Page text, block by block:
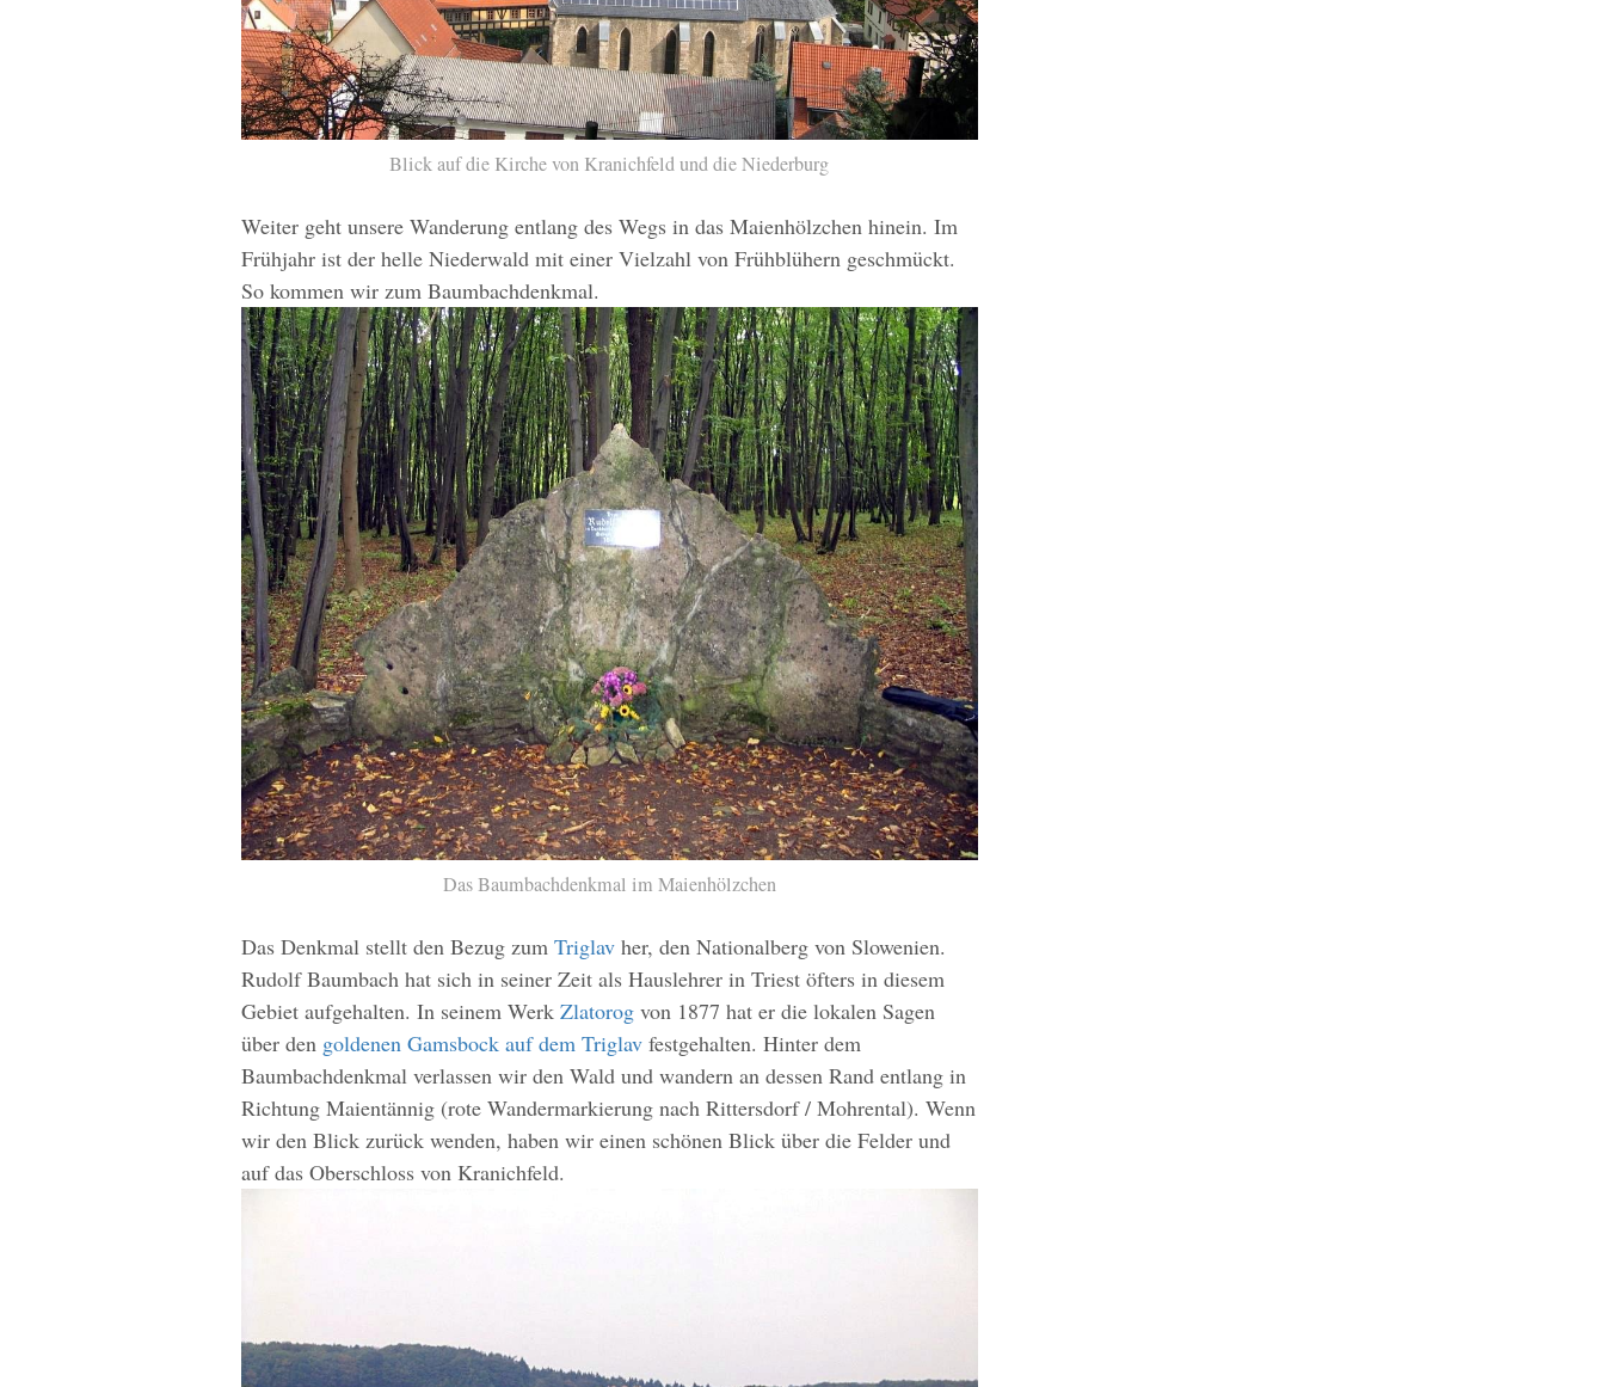
Blick auf die Kirche von Kranichfeld und die Niederburg
Weiter geht unsere Wanderung entlang des Wegs in das Maienhölzchen hinein. Im
Frühjahr ist der helle Niederwald mit einer Vielzahl von Frühblühern geschmückt.
So kommen wir zum Baumbachdenkmal.
Das Baumbachdenkmal im Maienhölzchen
Das Denkmal stellt den Bezug zum Triglav her, den Nationalberg von Slowenien.
Rudolf Baumbach hat sich in seiner Zeit als Hauslehrer in Triest öfters in diesem
Gebiet aufgehalten. In seinem Werk Zlatorog von 1877 hat er die lokalen Sagen
über den goldenen Gamsbock auf dem Triglav festgehalten. Hinter dem
Baumbachdenkmal verlassen wir den Wald und wandern an dessen Rand entlang in
Richtung Maientännig (rote Wandermarkierung nach Rittersdorf / Mohrental). Wenn
wir den Blick zurück wenden, haben wir einen schönen Blick über die Felder und
auf das Oberschloss von Kranichfeld.